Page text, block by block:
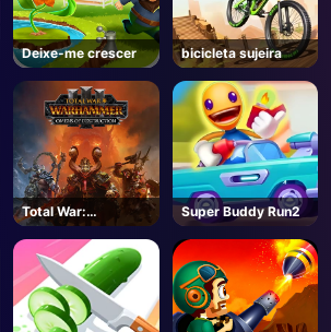
Deixe-me crescer bicicleta sujeira
Total War:
WARHAMMER III -
Steam
Super Buddy Run2